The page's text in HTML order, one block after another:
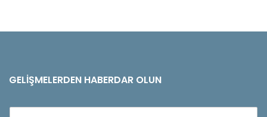
GELIŞMELERDEN HABERDAR OLUN